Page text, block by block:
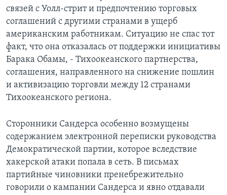
связей с Уолл-стрит и предпочтению торговых
соглашений с другими странами в ущерб
американским работникам. Ситуацию не спас тот
факт, что она отказалась от поддержки инициативы
Барака Обамы, - Тихоокеанского партнерства,
соглашения, направленного на снижение пошлин
и активизацию торговли между 12 странами
Тихоокеанского региона.
Сторонники Сандерса особенно возмущены
содержанием электронной переписки руководства
Демократической партии, которое вследствие
хакерской атаки попала в сеть. В письмах
партийные чиновники пренебрежительно
говорили о кампании Сандерса и явно отдавали